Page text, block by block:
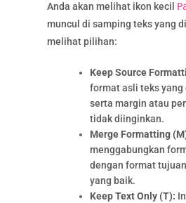
Anda akan melihat ikon kecil
muncul di samping teks yang
melihat pilihan:
Keep Source
format asli teks
serta margin atau
tidak diinginkan.
Merge Formatting
menggabungkan
dengan format
yang baik.
Keep Text Only (T):